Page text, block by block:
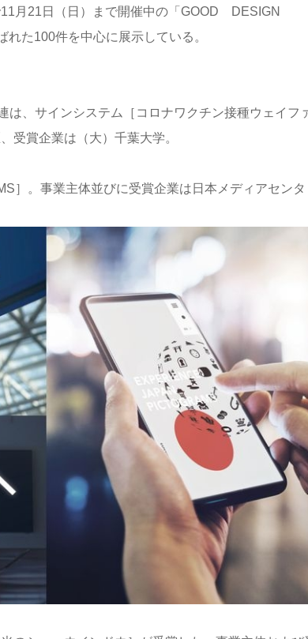
月21日（日）まで開催中の「GOOD DESIGN
た100件を中心に展示している。
、サインシステム［コロナワクチン接種ウェイフ
受賞企業は（大）千葉大学。
］。事業主体並びに受賞企業は日本メディアセンタ